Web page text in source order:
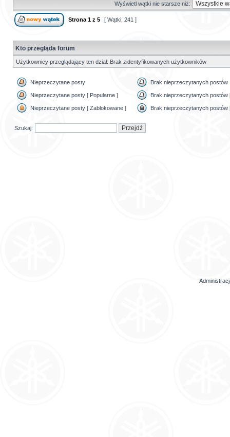
Wyświetl wątki nie starsze niż:
Strona 1 z 5 [ Wątki: 241 ]
Kto przegląda forum
Użytkownicy przeglądający ten dział: Brak zidentyfikowanych użytkowników
Nieprzeczytane posty Brak nieprzeczytanych postów
Nieprzeczytane posty [ Popularne ] Brak nieprzeczytanych postów
Nieprzeczytane posty [ Zablokowane ] Brak nieprzeczytanych postów
Szukaj: